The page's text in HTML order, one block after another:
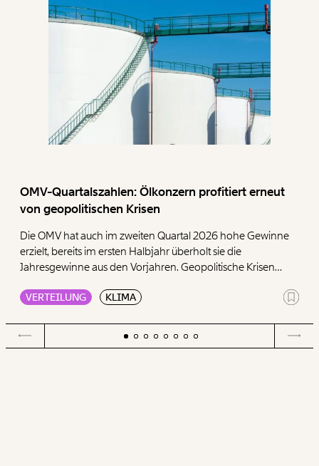
OMV-Quartalszahlen: Ölkonzern profitiert erneut
von geopolitischen Krisen
Die OMV hat auch im zweiten Quartal 2026 hohe Gewinne
erzielt, bereits im ersten Halbjahr überholt sie die
Jahresgewinne aus den Vorjahren. Geopolitische Krisen
wie das Momentum Institut in einer Aussendung zeigt.
Kampfhandlungen im Iran die Preise für Kraftstoffe, wie
VERTEILUNG KLIMA